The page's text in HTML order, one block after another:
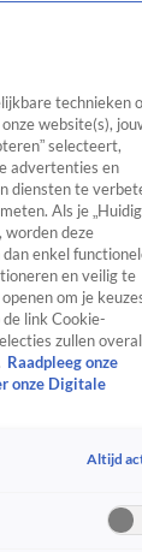
Algemeen
Tip
Video's
technieken
website(s),
selecteert,
advertenties en
diensten te
Als je
worden deze
enkel
en veilig te
om je
link Cookie-
zullen overal
Raadpleeg onze
onze Digitale
Altijd